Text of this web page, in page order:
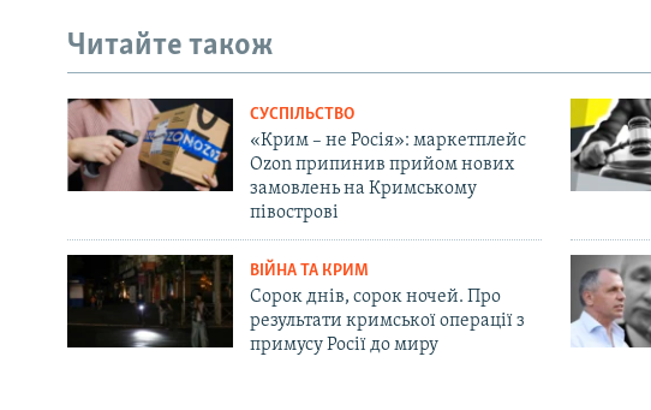
Читайте також
СУСПІЛЬСТВО
«Крим – не Росія»: маркетплейс
Ozon припинив прийом нових
замовлень на Кримському
півострові
ВІЙНА ТА КРИМ
Сорок днів, сорок ночей. Про
результати кримської операції з
примусу Росії до миру